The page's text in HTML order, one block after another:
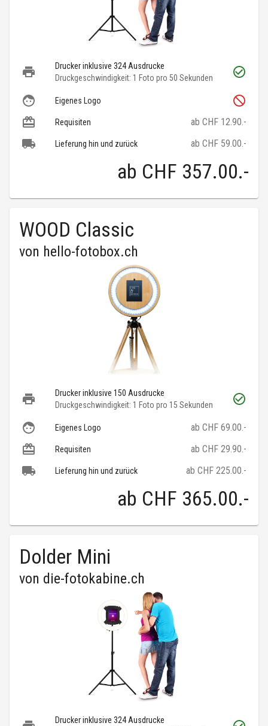
Drucker inklusive 324 Ausdrucke
Druckgeschwindigkeit: 1 Foto pro 50 Sekunden
Eigenes Logo
Requisiten ab CHF 12.90.-
Lieferung hin und zurück ab CHF 59.00.-
ab CHF 357.00.-
WOOD Classic
von hello-fotobox.ch
Drucker inklusive 150 Ausdrucke
Druckgeschwindigkeit: 1 Foto pro 15 Sekunden
Eigenes Logo ab CHF 69.00.-
Requisiten ab CHF 29.90.-
Lieferung hin und zurück ab CHF 225.00.-
ab CHF 365.00.-
Dolder Mini
von die-fotokabine.ch
Drucker inklusive 324 Ausdrucke